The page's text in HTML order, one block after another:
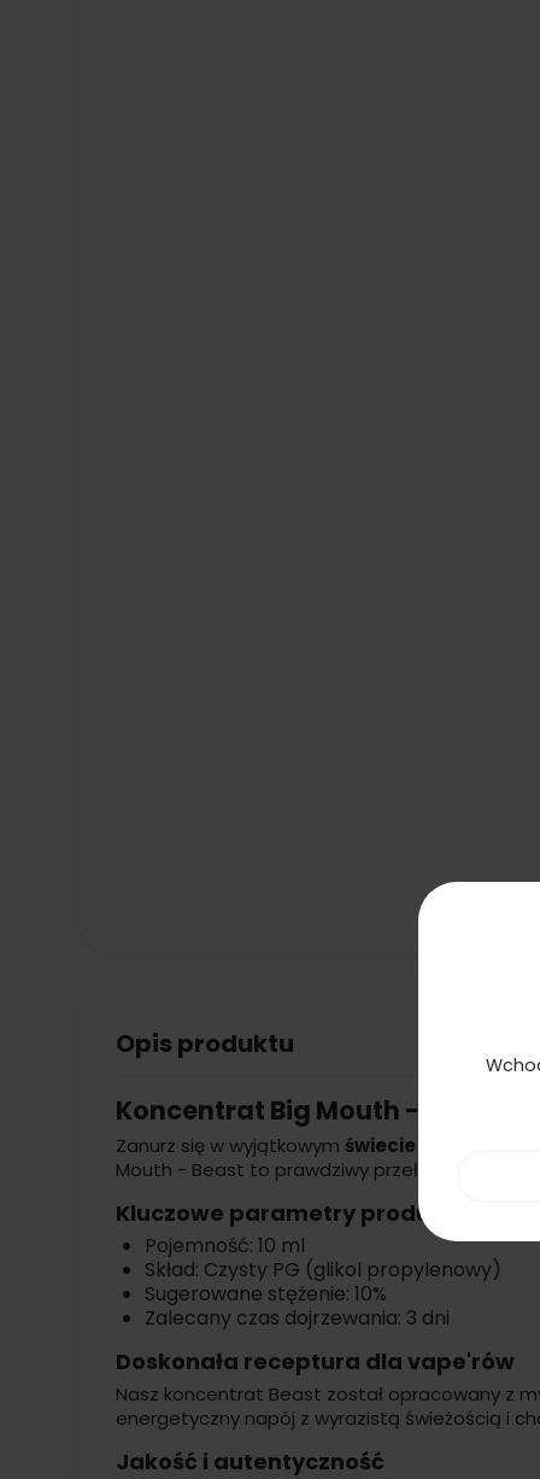
Opis produktu
Koncentrat Big Mouth - Beast
Zanurz się w wyjątkowym świecie smaku
Mouth - Beast to prawdziwy przełom dla osób
Kluczowe parametry produktu
Pojemność: 10 ml
Skład: Czysty PG (glikol propylenowy)
Sugerowane stężenie: 10%
Zalecany czas dojrzewania: 3 dni
Doskonała receptura dla vape'rów
Nasz koncentrat Beast został opracowany z
energetyczny napój z wyrazistą świeżością i
Jakość i autentyczność